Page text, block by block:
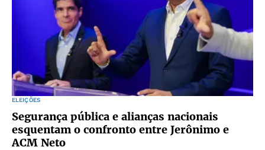
ELEIÇÕES
Segurança pública e alianças nacionais
esquentam o confronto entre Jerônimo e
ACM Neto